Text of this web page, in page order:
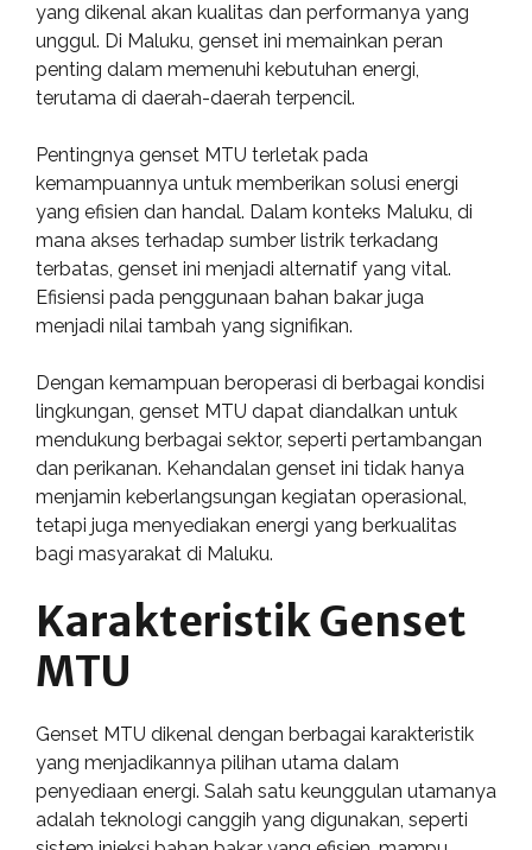
yang dikenal akan kualitas dan performanya yang
unggul. Di Maluku, genset ini memainkan peran
penting dalam memenuhi kebutuhan energi,
terutama di daerah-daerah terpencil.
Pentingnya genset MTU terletak pada
kemampuannya untuk memberikan solusi energi
yang efisien dan handal. Dalam konteks Maluku, di
mana akses terhadap sumber listrik terkadang
terbatas, genset ini menjadi alternatif yang vital.
Efisiensi pada penggunaan bahan bakar juga
menjadi nilai tambah yang signifikan.
Dengan kemampuan beroperasi di berbagai kondisi
lingkungan, genset MTU dapat diandalkan untuk
mendukung berbagai sektor, seperti pertambangan
dan perikanan. Kehandalan genset ini tidak hanya
menjamin keberlangsungan kegiatan operasional,
tetapi juga menyediakan energi yang berkualitas
bagi masyarakat di Maluku.
Karakteristik Genset
MTU
Genset MTU dikenal dengan berbagai karakteristik
yang menjadikannya pilihan utama dalam
penyediaan energi. Salah satu keunggulan utamanya
adalah teknologi canggih yang digunakan, seperti